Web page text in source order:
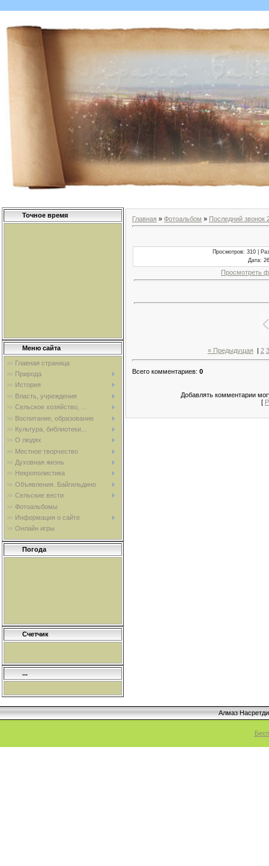
Точное время
Меню сайта
Главная страница
Природа
История
Власть, учреждения
Сельское хозяйство, ...
Воспитание, образование
Культура, библиотеки...
О людях
Местное творчество
Духовная жизнь
Некрополистика
Объявления. Байгильдино
Сельские вести
Фотоальбомы
Информация о сайте
Онлайн игры
Погода
Счетчик
...
Главная » Фотоальбом » Последний звонок
Просмотров: 310 |
Дата:
Просмотреть
« Предыдущая 2 3
Всего комментариев: 0
Добавлять комментарии
[
Алмаз